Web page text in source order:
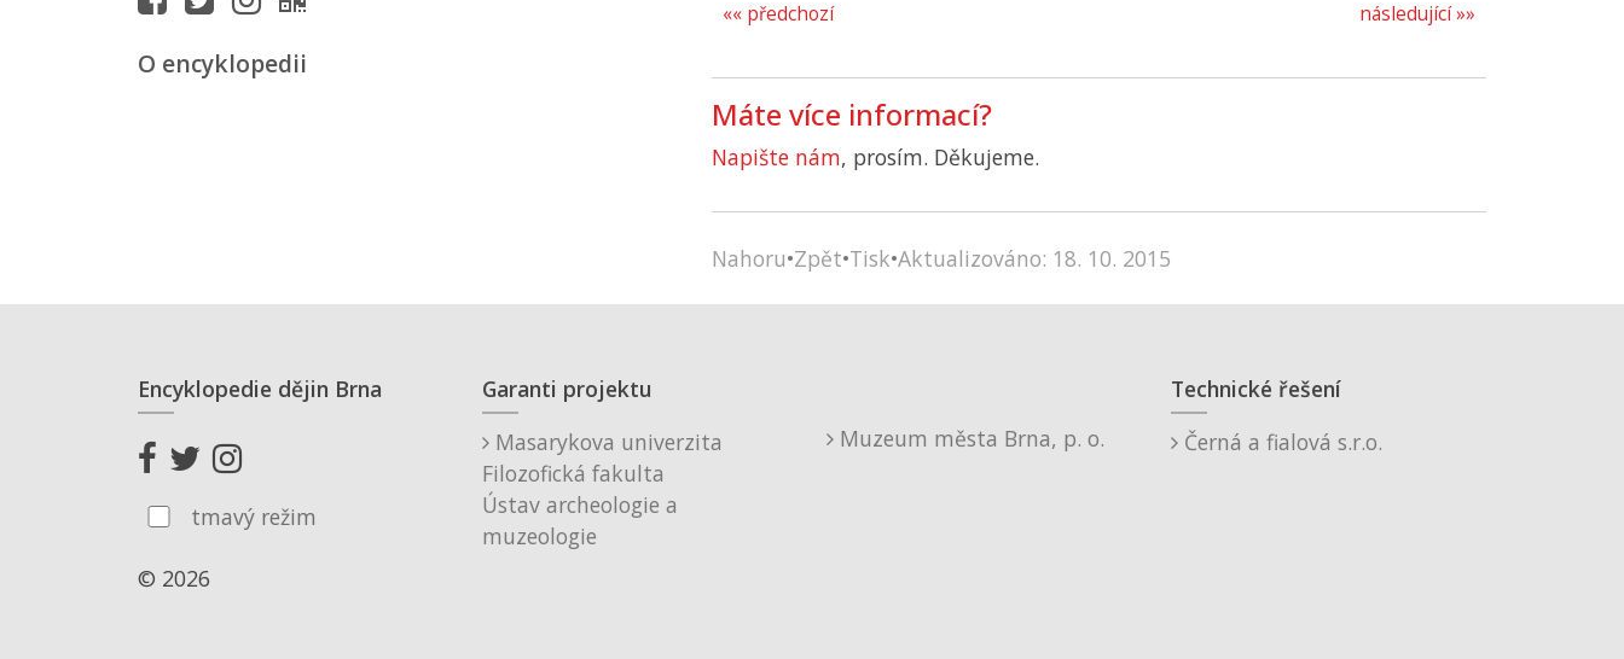
O encyklopedii
následující »»
«« předchozí
Máte více informací?
Napište nám, prosím. Děkujeme.
Nahoru•Zpět•Tisk•Aktualizováno: 18. 10. 2015
Encyklopedie dějin Brna
tmavý režim
© 2026
Garanti projektu
Masarykova univerzita
Filozofická fakulta
Ústav archeologie a
muzeologie
Muzeum města Brna, p. o.
Technické řešení
Černá a fialová s.r.o.